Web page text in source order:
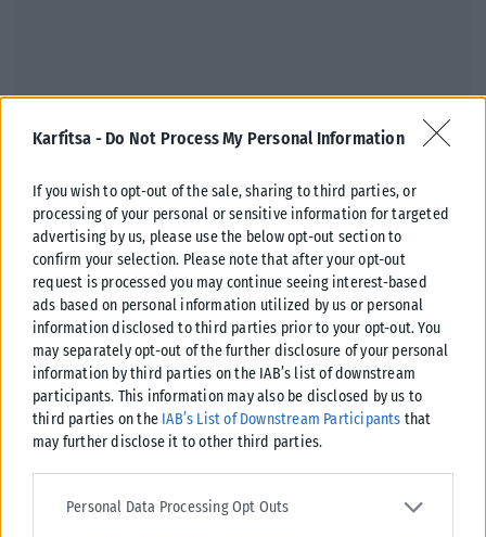
Karfitsa - Do Not Process My Personal Information
If you wish to opt-out of the sale, sharing to third parties, or
processing of your personal or sensitive information for targeted
advertising by us, please use the below opt-out section to
confirm your selection. Please note that after your opt-out
request is processed you may continue seeing interest-based
ads based on personal information utilized by us or personal
information disclosed to third parties prior to your opt-out. You
may separately opt-out of the further disclosure of your personal
information by third parties on the IAB’s list of downstream
participants. This information may also be disclosed by us to
third parties on the IAB’s List of Downstream Participants that
may further disclose it to other third parties.
Please note that this website/app uses one or more Google
services and may gather and store information including but not
Personal Data Processing Opt Outs
ΠΑΡΑΠΟΛΙΤΙΚΆ
Ενώπιον του Δημάρχου Χαλκηδόνος, Σταύρου Αναγνωστόπουλου,
πραγματοποιήθηκε σήμερα η ορκωμοσία του Στυλιανού Τζουράκη, ο
οποίος αναλαμβάνει καθήκοντα συμβούλου της Τοπικής...
ΑΝΑΡΤΉΘΗΚΕ ΑΠΌ KARFITSANEWS 04/08/2026